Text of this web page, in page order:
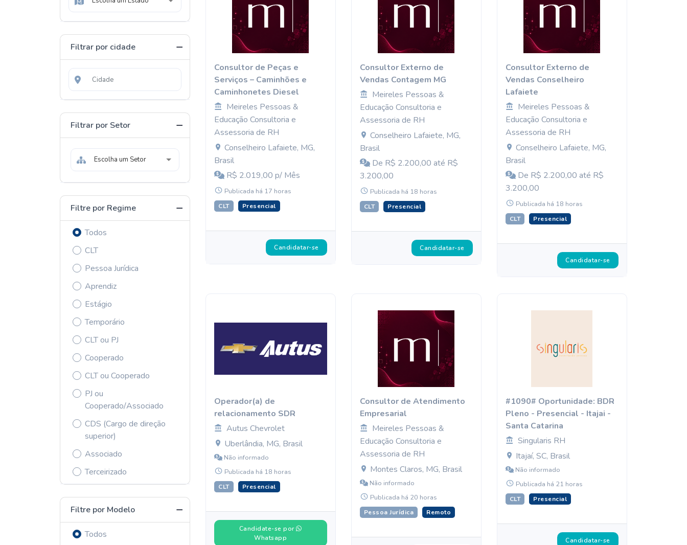
Filtrar por cidade
Filtrar por Setor
Escolha um Setor
Filtre por Regime
Todos
CLT
Pessoa Jurídica
Aprendiz
Estágio
Temporário
CLT ou PJ
Cooperado
CLT ou Cooperado
PJ ou
Cooperado/Associado
CDS (Cargo de direção
superior)
Associado
Terceirizado
Filtre por Modelo
Todos
Consultor de Peças e
Serviços – Caminhões e
Caminhonetes Diesel
Meireles Pessoas &
Educação Consultoria e
Assessoria de RH
Conselheiro Lafaiete, MG,
Brasil
R$ 2.019,00 p/ Mês
Publicada há 17 horas
CLT Presencial
Candidatar-se
Consultor Externo de
Vendas Contagem MG
Meireles Pessoas &
Educação Consultoria e
Assessoria de RH
Conselheiro Lafaiete, MG,
Brasil
De R$ 2.200,00 até R$
3.200,00
Publicada há 18 horas
CLT Presencial
Candidatar-se
Consultor Externo de
Vendas Conselheiro
Lafaiete
Meireles Pessoas &
Educação Consultoria e
Assessoria de RH
Conselheiro Lafaiete, MG,
Brasil
De R$ 2.200,00 até R$
3.200,00
Publicada há 18 horas
CLT Presencial
Candidatar-se
Operador(a) de
relacionamento SDR
Autus Chevrolet
Uberlândia, MG, Brasil
Não informado
Publicada há 18 horas
CLT Presencial
Candidate-se por
Whatsapp
Consultor de Atendimento
Empresarial
Meireles Pessoas &
Educação Consultoria e
Assessoria de RH
Montes Claros, MG, Brasil
Não informado
Publicada há 20 horas
Pessoa Jurídica Remoto
#1090# Oportunidade: BDR
Pleno - Presencial - Itajai -
Santa Catarina
Singularis RH
Itajaí, SC, Brasil
Não informado
Publicada há 21 horas
CLT Presencial
Candidatar-se